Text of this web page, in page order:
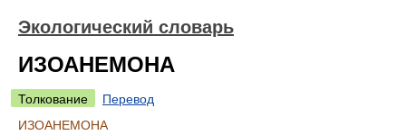
Экологический словарь
ИЗОАНЕМОНА
Толкование
Перевод
ИЗОАНЕМОНА